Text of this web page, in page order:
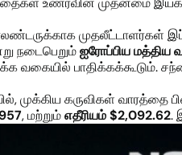
முதலீட்டாளர்கள்
நடைபெறும்ஐரோப்பிய மத்திய
வகையில்
முக்கிய கருவிகள் வாரத்தை
, மற்றும்எதீரியம் $2,092.62.